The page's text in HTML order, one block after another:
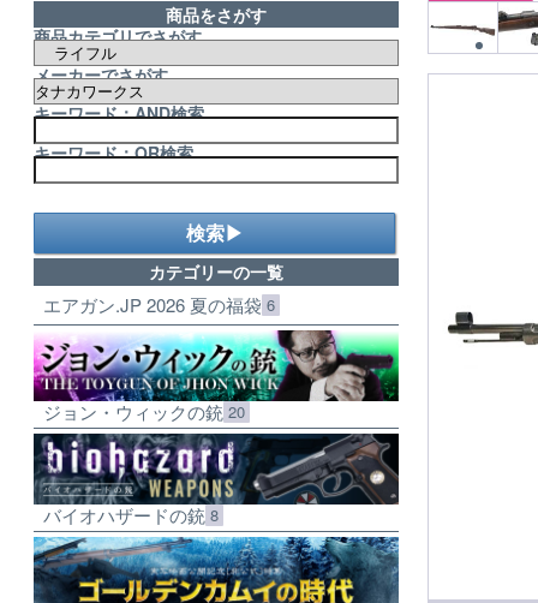
商品をさがす
商品カテゴリでさがす
メーカーでさがす
キーワード：AND検索
キーワード：OR検索
検索▶
カテゴリーの一覧
エアガン.JP 2026 夏の福袋 6
ジョン・ウィックの銃 20
バイオハザードの銃 8